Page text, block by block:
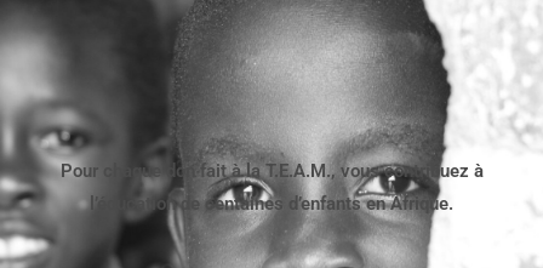
Pour chaque don fait à la T.E.A.M., vous contribuez à
l’éducation de centaines d’enfants en Afrique.